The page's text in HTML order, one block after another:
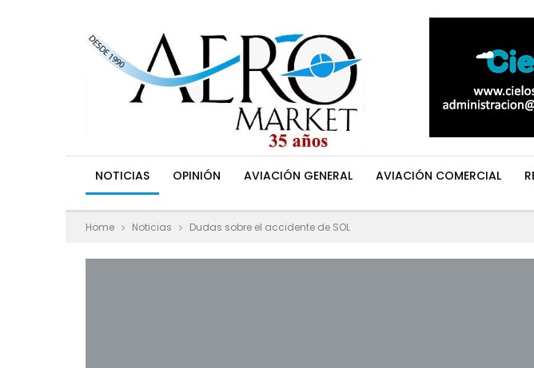
NOTICIAS OPINIÓN AVIACIÓN GENERAL AVIACIÓN COMERCIAL
Home Noticias Dudas sobre el accidente de SOL